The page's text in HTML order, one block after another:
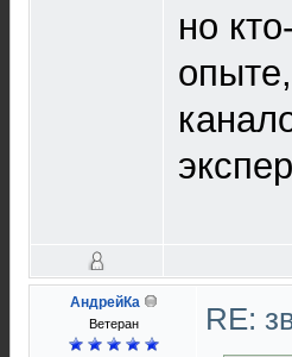
но
АндрейКа
Ветеран
RE: